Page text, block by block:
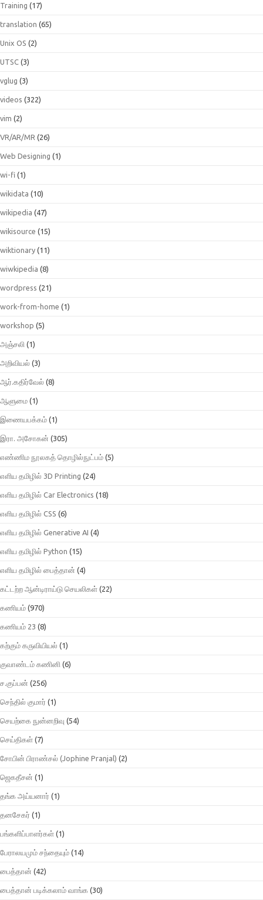
Training (17)
translation (65)
Unix OS (2)
UTSC (3)
vglug (3)
videos (322)
vim (2)
VR/AR/MR (26)
Web Designing (1)
wi-fi (1)
wikidata (10)
wikipedia (47)
wikisource (15)
wiktionary (11)
wiwkipedia (8)
wordpress (21)
work-from-home (1)
workshop (5)
அஞ்சலி (1)
அறிவியல் (3)
ஆர்.கதிர்வேல் (8)
ஆளுமை (1)
இணையபக்கம் (1)
இரா. அசோகன் (305)
எண்ணிம நூலகத் தொழில்நுட்பம் (5)
எளிய தமிழில் 3D Printing (24)
எளிய தமிழில் Car Electronics (18)
எளிய தமிழில் CSS (6)
எளிய தமிழில் Generative AI (4)
எளிய தமிழில் Python (15)
எளிய தமிழில் பைத்தான் (4)
கட்டற்ற ஆன்டிராய்டு செயலிகள் (22)
கணியம் (970)
கணியம் 23 (8)
கற்கும் கருவியியல் (1)
குவாண்டம் கணினி (6)
ச.குப்பன் (256)
செந்தில் குமார் (1)
செயற்கை நுன்னறிவு (54)
செய்திகள் (7)
சோபின் பிராண்சல் (Jophine Pranjal) (2)
ஜெகதீசன் (1)
தங்க அய்யனார் (1)
தனசேகர் (1)
பங்களிப்பாளர்கள் (1)
பேராலயமும் சந்தையும் (14)
பைத்தான் (42)
பைத்தான் படிக்கலாம் வாங்க (30)